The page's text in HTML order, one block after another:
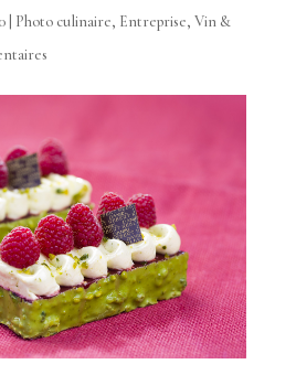
| Photo culinaire, Entreprise, Vin &